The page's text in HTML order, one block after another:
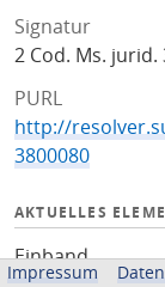
Signatur
2 Cod. Ms. jurid.
PURL
http://
3800080
AKTUELLES
Einband
Impressum